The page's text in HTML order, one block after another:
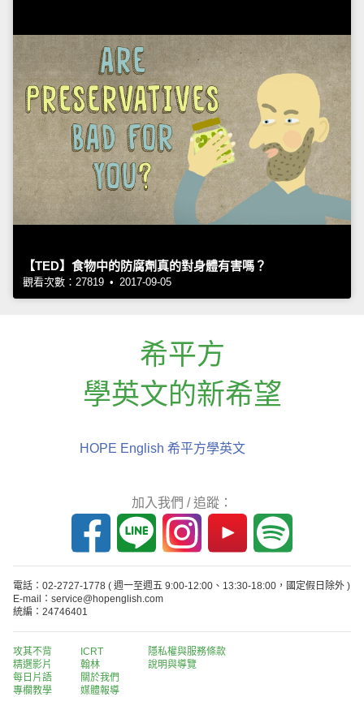
【TED】食物中的防腐劑真的對身體有害嗎？
觀看次數：27819 • 2017-09-05
希平方
學英文的新希望
HOPE English 希平方學英文
加入我們 / 追蹤：
電話：02-2727-1778 ( 週一至週五 9:00-12:00、13:30-18:00，國定假日除外 )
E-mail：service@hopenglish.com
統編：24746401
攻其不背
精選影片
每日片語
專欄教學
ICRT
翰林
關於我們
媒體報導
隱私權與服務條款
說明與導覽